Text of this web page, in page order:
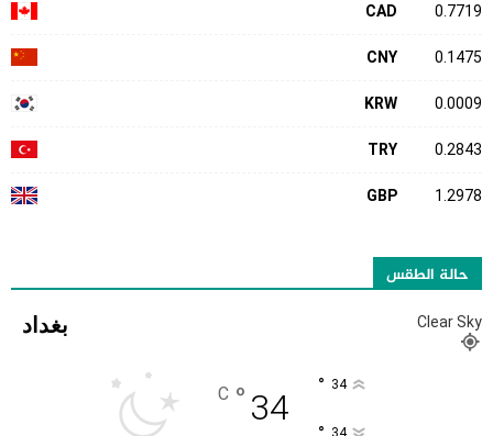
CAD 0.7719
CNY 0.1475
KRW 0.0009
TRY 0.2843
GBP 1.2978
حالة الطقس
بغداد Clear Sky
34
°
C 34
°
34